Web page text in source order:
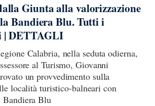
Giunta alla valorizzazione
Bandiera Blu. Tutti i
| DETTAGLI
Calabria, nella seduta odierna,
al Turismo, Giovanni
un provvedimento sulla
località turistico-balneari con
Bandiera Blu